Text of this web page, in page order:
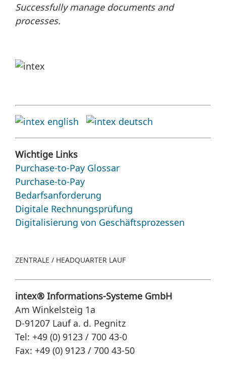
Successfully manage documents and
processes.
Wichtige Links
Purchase-to-Pay Glossar
Purchase-to-Pay
Bedarfsanforderung
Digitale Rechnungsprüfung
Digitalisierung von Geschäftsprozessen
ZENTRALE / HEADQUARTER LAUF
intex® Informations-Systeme GmbH
Am Winkelsteig 1a
D-91207 Lauf a. d. Pegnitz
Tel: +49 (0) 9123 / 700 43-0
Fax: +49 (0) 9123 / 700 43-50